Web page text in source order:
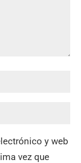
y web
vez que